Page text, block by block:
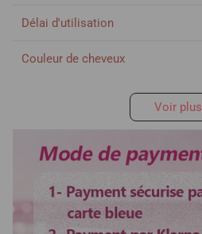
Délai d'utilisation
Couleur de cheveux
Colorable ou décolorable
Bandes
Voir plus